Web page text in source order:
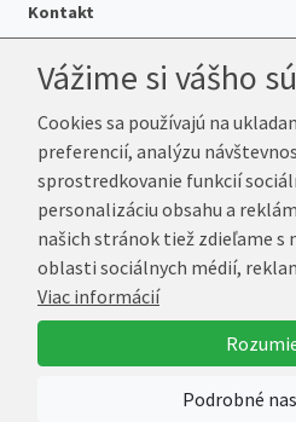
Kontakt
Telefón:+421 222 205 863
E-mail:info@k-sosovky.sk
Reklamačná adresa
Andrea Votavová
Revoluční 1017
290 01 Poděbrady
Česká republika
Vytvoril
Vážime si vášho
Cookies sa používajú na
preferencií, analýzu
sprostredkovanie funkcií
personalizáciu obsahu a
našich stránok tiež zdieľame s
oblasti sociálnych médií,
Viac informácií
Podrobné